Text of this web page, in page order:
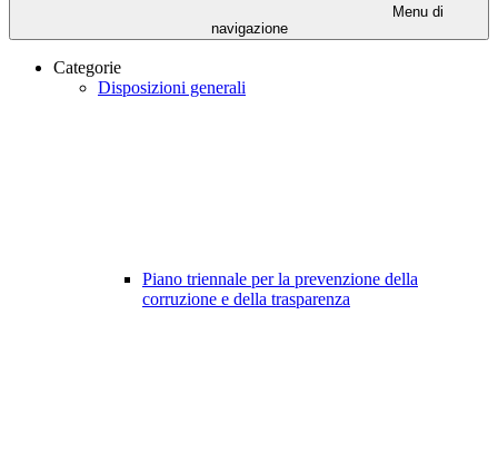
Menu di
navigazione
Categorie
Disposizioni generali
Piano triennale per la prevenzione della
corruzione e della trasparenza